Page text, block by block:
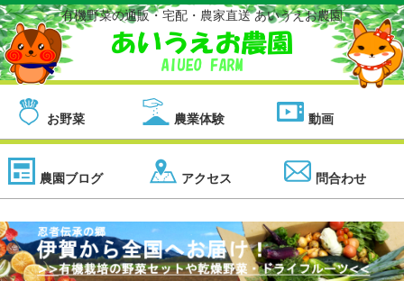
有機野菜の通販・宅配・農家直送 あいうえお農園
お野菜 農業体験 動画
農園ブログ アクセス 問合わせ